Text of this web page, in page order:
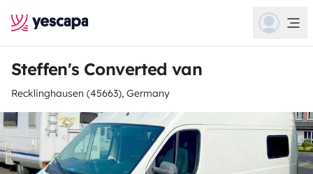
Steffen's Converted van
Recklinghausen (45663), Germany